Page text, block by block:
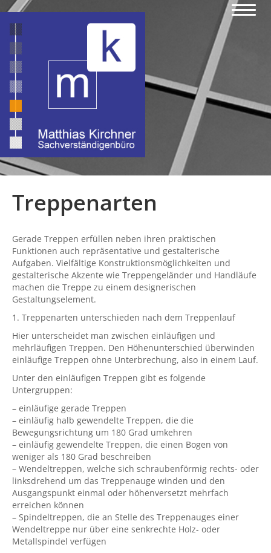
Treppenarten
Gerade Treppen erfüllen neben ihren praktischen
Funktionen auch repräsentative und gestalterische
Aufgaben. Vielfältige Konstruktionsmöglichkeiten und
gestalterische Akzente wie Treppengeländer und Handläufe
machen die Treppe zu einem designerischen
Gestaltungselement.
1. Treppenarten unterschieden nach dem Treppenlauf
Hier unterscheidet man zwischen einläufigen und
mehrläufigen Treppen. Den Höhenunterschied überwinden
einläufige Treppen ohne Unterbrechung, also in einem Lauf.
Unter den einläufigen Treppen gibt es folgende
Untergruppen:
– einläufige gerade Treppen
– einläufig halb gewendelte Treppen, die die
Bewegungsrichtung um 180 Grad umkehren
– einläufig gewendelte Treppen, die einen Bogen von
weniger als 180 Grad beschreiben
– Wendeltreppen, welche sich schraubenförmig rechts- oder
linksdrehend um das Treppenauge winden und den
Ausgangspunkt einmal oder höhenversetzt mehrfach
erreichen können
– Spindeltreppen, die an Stelle des Treppenauges einer
Wendeltreppe nur über eine senkrechte Holz- oder
Metallspindel verfügen